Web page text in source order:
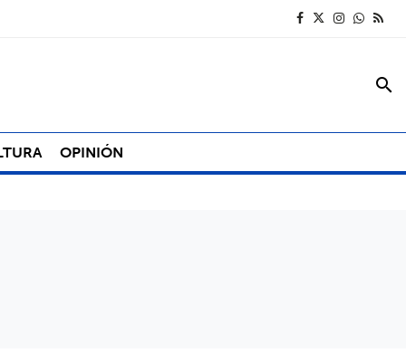
search
OPINIÓN